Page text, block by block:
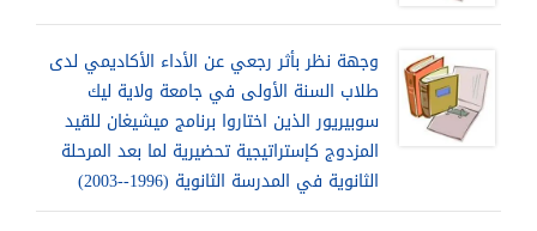
وجهة نظر بأثر رجعي عن الأداء الأكاديمي لدى
طلاب السنة الأولى في جامعة ولاية ليك
سوبيريور الذين اختاروا برنامج ميشيغان للقيد
المزدوج كإستراتيجية تحضيرية لما بعد المرحلة
الثانوية في المدرسة الثانوية (1996--2003)